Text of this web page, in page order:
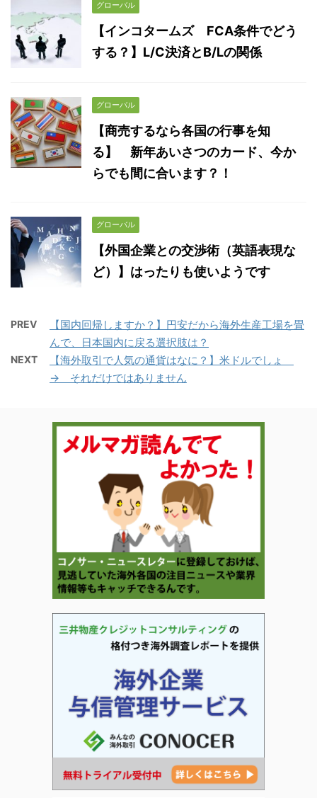
グローバル
【インコタームズ FCA条件でどう
する？】L/C決済とB/Lの関係
グローバル
【商売するなら各国の行事を知
る】 新年あいさつのカード、今か
らでも間に合います？！
グローバル
【外国企業との交渉術（英語表現な
ど）】はったりも使いようです
PREV
【国内回帰しますか？】円安だから海外生産工場を畳
んで、日本国内に戻る選択肢は？
NEXT
【海外取引で人気の通貨はなに？】米ドルでしょ
→ それだけではありません